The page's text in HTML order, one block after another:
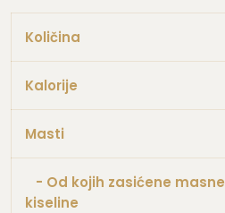
Količina
Kalorije
Masti
- Od kojih zasićene masne
kiseline